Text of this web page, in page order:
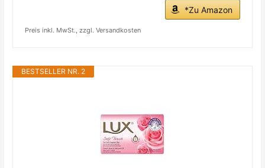
*Zu Amazon
Preis inkl. MwSt., zzgl. Versandkosten
BESTSELLER NR. 2